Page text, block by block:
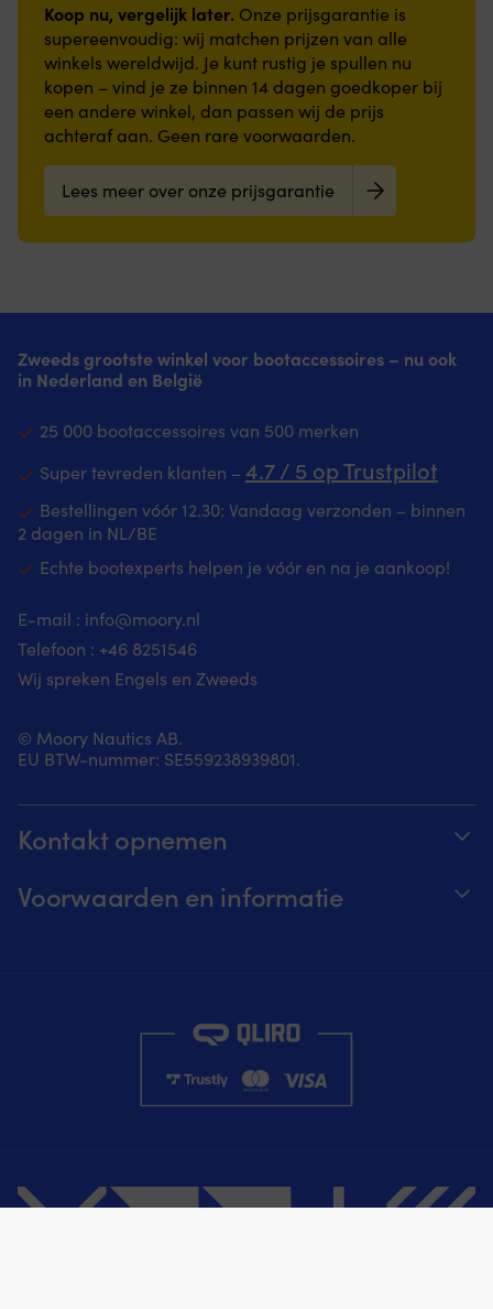
Koop nu, vergelijk later. Onze prijsgarantie is
supereenvoudig: wij matchen prijzen van alle
winkels wereldwijd. Je kunt rustig je spullen nu
kopen – vind je ze binnen 14 dagen goedkoper bij
een andere winkel, dan passen wij de prijs
achteraf aan. Geen rare voorwaarden.
Lees meer over onze prijsgarantie
Zweeds grootste winkel voor bootaccessoires – nu ook
in Nederland en België
25 000 bootaccessoires van 500 merken
Super tevreden klanten – 4.7 / 5 op Trustpilot
Bestellingen vóór 12.30: Vandaag verzonden – binnen
2 dagen in NL/BE
Echte bootexperts helpen je vóór en na je aankoop!
E-mail : info@moory.nl
Telefoon : +46 8251546
Wij spreken Engels en Zweeds
© Moory Nautics AB.
EU BTW-nummer: SE559238939801.
Kontakt opnemen
Voorwaarden en informatie
Retouren en terugbetaling
Aankoopvoorwaarden
Privacybeleid